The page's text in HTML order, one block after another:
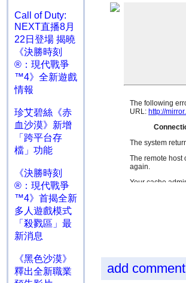
Call of Duty:
NEXT直播8月
22日登場 揭曉
《決勝時刻
®：現代戰爭
™4》全新遊戲
情報
珍艾碧絲《赤
血沙漠》新增
「跨平台存
檔」功能
《決勝時刻
®：現代戰爭
™4》首揭全新
多人遊戲模式
「殺戮區」最
新消息
《黑色沙漠》
釋出全新職業
add comment